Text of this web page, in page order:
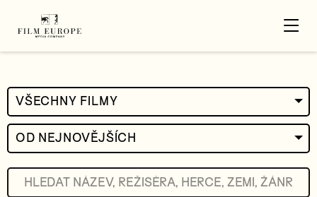
VŠECHNY FILMY
OD NEJNOVĚJŠÍCH